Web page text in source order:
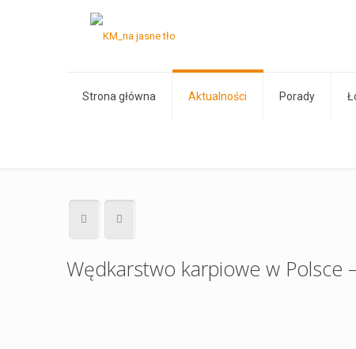
Strona główna Aktualności Porady
Wędkarstwo karpiowe w Polsce